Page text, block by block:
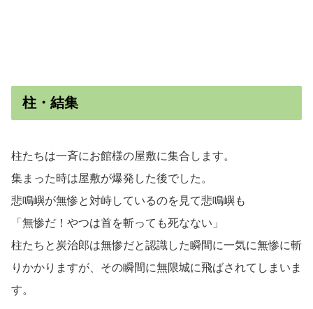
柱・結集
柱たちは一斉にお館様の屋敷に集合します。
集まった時は屋敷が爆発した後でした。
悲鳴嶼が無惨と対峙しているのを見て悲鳴嶼も
「無惨だ！やつは首を斬っても死なない」
柱たちと炭治郎は無惨だと認識した瞬間に一気に無惨に斬
りかかりますが、その瞬間に無限城に飛ばされてしまいま
す。